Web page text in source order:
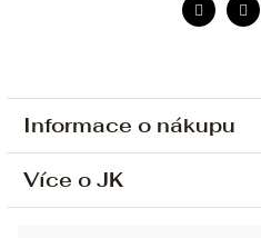
Informace o nákupu
Ochrana osobních
Více o JK